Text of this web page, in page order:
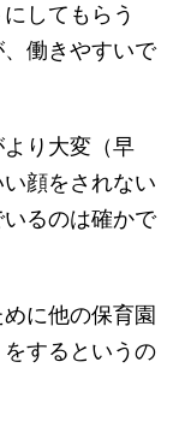
してもらう
、働きやすいで
り大変（早
顔をされない
るのは確かで
に他の保育園
するというの